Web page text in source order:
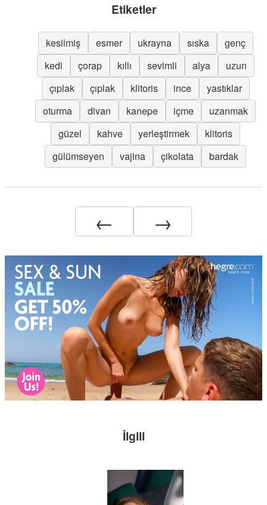
Etiketler
kesilmiş esmer ukrayna sıska
genç
kedi
çorap kıllı sevimli alya
uzun
çıplak
çıplak klitoris ince
yastıklar
oturma
divan kanepe içme
uzanmak
güzel
kahve yerleştirmek
klitoris
gülümseyen
vajina çikolata bardak
← →
İlgili